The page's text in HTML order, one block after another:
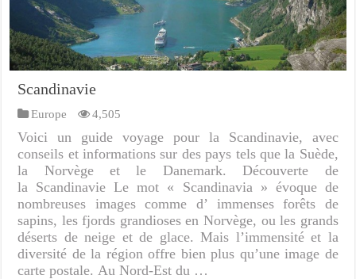
Scandinavie
Europe 4,505
Voici un guide voyage pour la Scandinavie, avec
conseils et informations sur des pays tels que la Suède,
la Norvège et le Danemark. Découverte de
la Scandinavie Le mot « Scandinavia » évoque de
nombreuses images comme d’ immenses forêts de
sapins, les fjords grandioses en Norvège, ou les grands
déserts de neige et de glace. Mais l’immensité et la
diversité de la région offre bien plus qu’une image de
carte postale. Au Nord-Est du …